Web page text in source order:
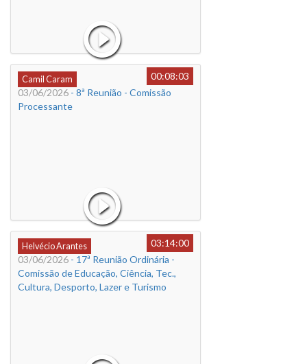
Camil Caram
00:08:03
03/06/2026 - 8ª Reunião - Comissão
Processante
Helvécio Arantes
03:14:00
03/06/2026 - 17ª Reunião Ordinária -
Comissão de Educação, Ciência, Tec.,
Cultura, Desporto, Lazer e Turismo